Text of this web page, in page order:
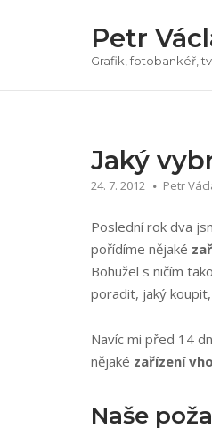
Petr
Grafik, fotobankéř,
Jaký
24. 7. 2012 Petr
Poslední rok dva
pořídíme nějaké
Bohužel s ničím
poradit, jaký
Navíc mi před 14
nějaké zařízení
Naše